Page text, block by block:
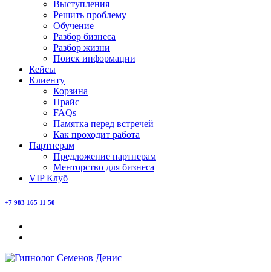
Выступления
Решить проблему
Обучение
Разбор бизнеса
Разбор жизни
Поиск информации
Кейсы
Клиенту
Корзина
Прайс
FAQs
Памятка перед встречей
Как проходит работа
Партнерам
Предложение партнерам
Менторство для бизнеса
VIP Клуб
+7 983 165 11 50